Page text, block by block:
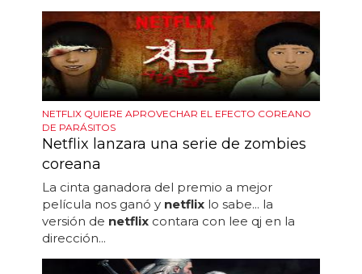
NETFLIX QUIERE APROVECHAR EL EFECTO COREANO
DE PARÁSITOS
Netflix lanzara una serie de zombies
coreana
La cinta ganadora del premio a mejor
película nos ganó y netflix lo sabe... la
versión de netflix contara con lee qj en la
dirección...